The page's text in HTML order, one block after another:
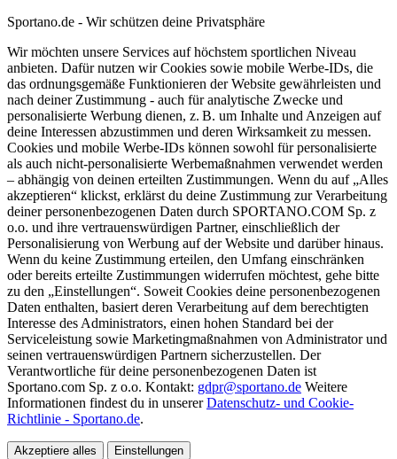
Sportano.de - Wir schützen deine Privatsphäre
Wir möchten unsere Services auf höchstem sportlichen Niveau
anbieten. Dafür nutzen wir Cookies sowie mobile Werbe-IDs, die
das ordnungsgemäße Funktionieren der Website gewährleisten und
nach deiner Zustimmung - auch für analytische Zwecke und
personalisierte Werbung dienen, z. B. um Inhalte und Anzeigen auf
deine Interessen abzustimmen und deren Wirksamkeit zu messen.
Cookies und mobile Werbe-IDs können sowohl für personalisierte
als auch nicht-personalisierte Werbemaßnahmen verwendet werden
– abhängig von deinen erteilten Zustimmungen. Wenn du auf „Alles
akzeptieren“ klickst, erklärst du deine Zustimmung zur Verarbeitung
deiner personenbezogenen Daten durch SPORTANO.COM Sp. z
o.o. und ihre vertrauenswürdigen Partner, einschließlich der
Personalisierung von Werbung auf der Website und darüber hinaus.
Wenn du keine Zustimmung erteilen, den Umfang einschränken
oder bereits erteilte Zustimmungen widerrufen möchtest, gehe bitte
zu den „Einstellungen“. Soweit Cookies deine personenbezogenen
Daten enthalten, basiert deren Verarbeitung auf dem berechtigten
Interesse des Administrators, einen hohen Standard bei der
Serviceleistung sowie Marketingmaßnahmen von Administrator und
seinen vertrauenswürdigen Partnern sicherzustellen. Der
Verantwortliche für deine personenbezogenen Daten ist
Sportano.com Sp. z o.o. Kontakt: gdpr@sportano.de Weitere
Informationen findest du in unsererDatenschutz- und Cookie-
Richtlinie - Sportano.de.
Akzeptiere alles Einstellungen